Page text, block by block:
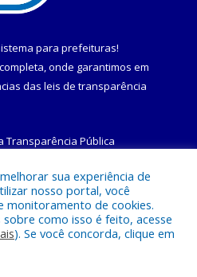
para prefeituras!
completa, onde garantimos em
das leis de transparência
Transparência Pública
a Prefeitura Municipal de
sua experiência de
nosso portal, você
monitoramento de cookies.
como isso é feito, acesse
). Se você concorda, clique em